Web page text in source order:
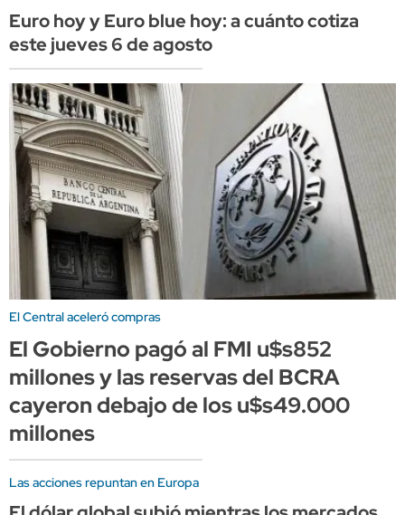
Euro hoy y Euro blue hoy: a cuánto cotiza
este jueves 6 de agosto
El Central aceleró compras
El Gobierno pagó al FMI u$s852
millones y las reservas del BCRA
cayeron debajo de los u$s49.000
millones
Las acciones repuntan en Europa